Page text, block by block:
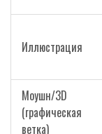
Иллюстрация
Моушн/3D
(графическая
ветка)